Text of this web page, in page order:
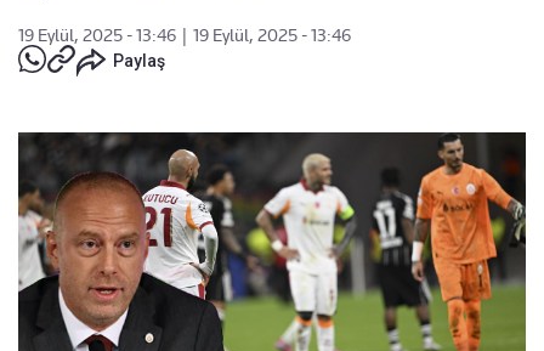
19 Eylül, 2025 - 13:46
19 Eylül, 2025 - 13:46
Paylaş